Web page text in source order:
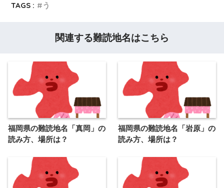
TAGS :
う
関連する難読地名はこちら
福岡県の難読地名「真岡」の
読み方、場所は？
福岡県の難読地名「岩原」の
読み方、場所は？